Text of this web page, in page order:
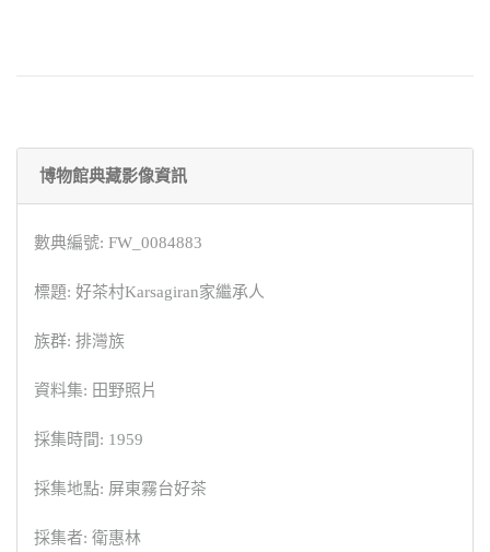
博物館典藏影像資訊
數典編號: FW_0084883
標題: 好茶村Karsagiran家繼承人
族群: 排灣族
資料集: 田野照片
採集時間: 1959
採集地點: 屏東霧台好茶
採集者: 衛惠林